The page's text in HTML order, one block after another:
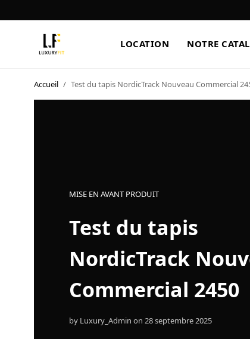
LOCATION NOTRE
Accueil / Test du tapis NordicTrack Nouveau Commercial
MISE EN AVANT PRODUIT
Test du tapis
NordicTrack
Commercial 2450
by Luxury_Admin on 28 septembre 2025
LOCATION